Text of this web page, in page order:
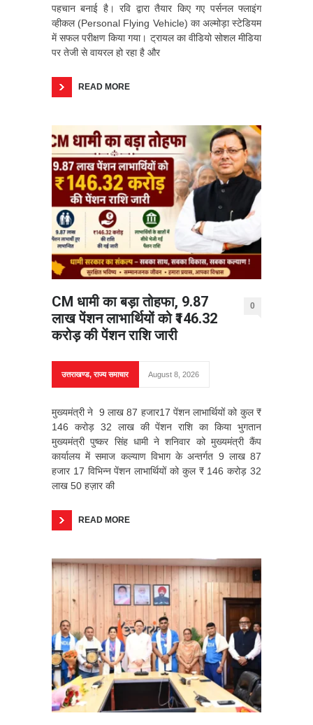
पहचान बनाई है। रवि द्वारा तैयार किए गए पर्सनल फ्लाइंग
व्हीकल (Personal Flying Vehicle) का अल्मोड़ा स्टेडियम
में सफल परीक्षण किया गया। ट्रायल का वीडियो सोशल मीडिया
पर तेजी से वायरल हो रहा है और
READ MORE
CM धामी का बड़ा तोहफा, 9.87
लाख पेंशन लाभार्थियों को ₹146.32
करोड़ की पेंशन राशि जारी
0
उत्तराखण्ड,राज्य समाचार August 8, 2026
मुख्यमंत्री ने 9 लाख 87 हजार17 पेंशन लाभार्थियों को कुल ₹
146 करोड़ 32 लाख की पेंशन राशि का किया भुगतान
मुख्यमंत्री पुष्कर सिंह धामी ने शनिवार को मुख्यमंत्री कैंप
कार्यालय में समाज कल्याण विभाग के अन्तर्गत 9 लाख 87
हजार 17 विभिन्न पेंशन लाभार्थियों को कुल ₹ 146 करोड़ 32
लाख 50 हज़ार की
READ MORE